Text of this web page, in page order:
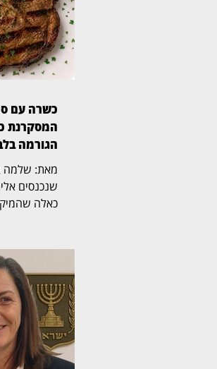
כשרה עם
המסקרנת
הגורמה
שנכנסים
כאלה
במתחם
משלבת מבנה
רחבת ידיים,
בשרי הנשען
וטכניקת
מנהלת